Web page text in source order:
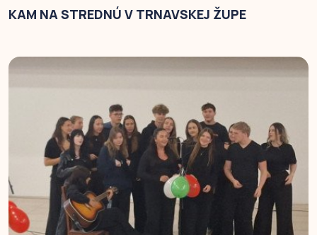
KAM NA STREDNÚ V TRNAVSKEJ ŽUPE